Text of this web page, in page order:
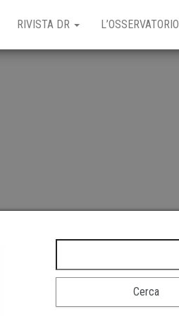
RIVISTA DR L’OSSERVATORIO